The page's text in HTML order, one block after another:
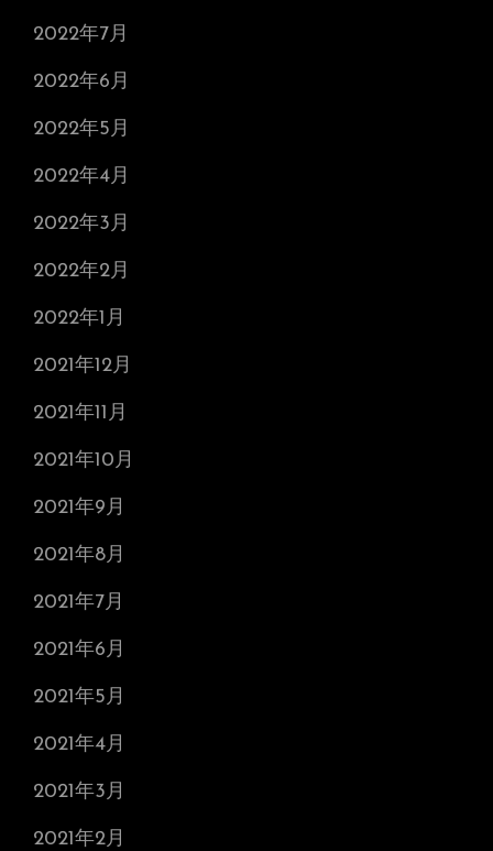
2022年7月
2022年6月
2022年5月
2022年4月
2022年3月
2022年2月
2022年1月
2021年12月
2021年11月
2021年10月
2021年9月
2021年8月
2021年7月
2021年6月
2021年5月
2021年4月
2021年3月
2021年2月